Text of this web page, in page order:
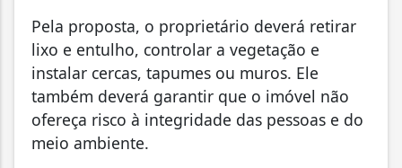
Pela proposta, o proprietário deverá retirar
lixo e entulho, controlar a vegetação e
instalar cercas, tapumes ou muros. Ele
também deverá garantir que o imóvel não
ofereça risco à integridade das pessoas e do
meio ambiente.